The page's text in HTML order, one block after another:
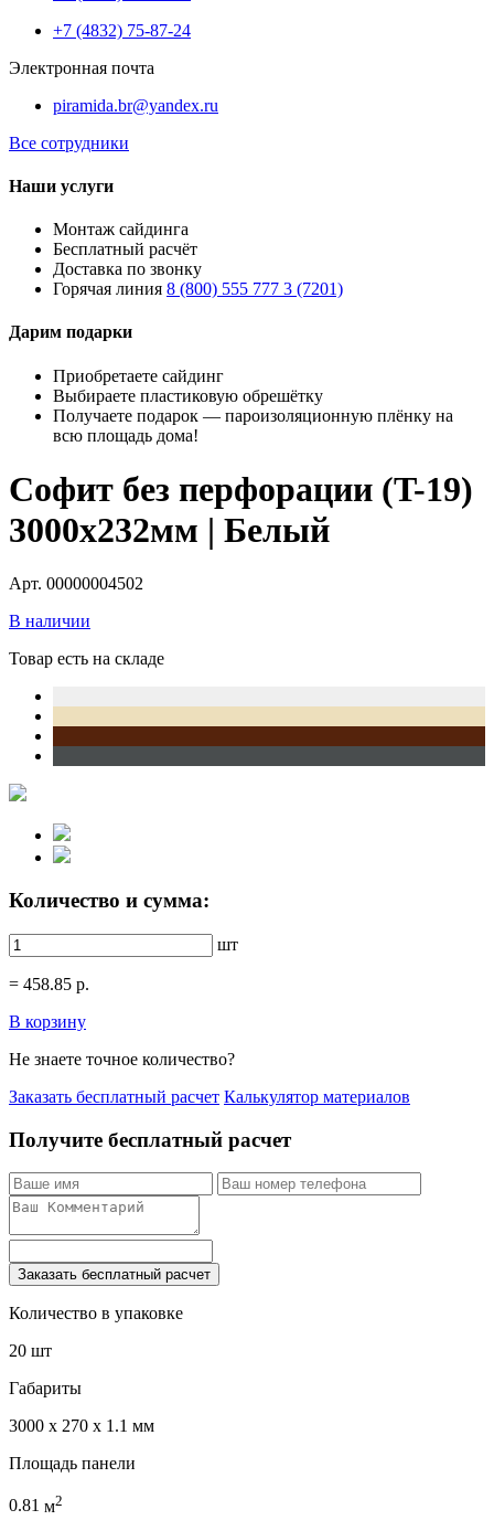
+7 (4832) 75-87-24
Электронная почта
piramida.br@yandex.ru
Все сотрудники
Наши услуги
Монтаж сайдинга
Бесплатный расчёт
Доставка по звонку
Горячая линия 8 (800) 555 777 3 (7201)
Дарим подарки
Приобретаете сайдинг
Выбираете пластиковую обрешётку
Получаете подарок — пароизоляционную плёнку на
всю площадь дома!
Софит без перфорации (T-19)
3000х232мм | Белый
Арт. 00000004502
В наличии
Товар есть на складе
Количество и сумма:
шт
= 458.85 р.
В корзину
Не знаете точное количество?
Заказать бесплатный расчет Калькулятор материалов
Получите бесплатный расчет
Заказать бесплатный расчет
Количество в упаковке
20 шт
Габариты
3000 x 270 x 1.1 мм
Площадь панели
0.81 м2